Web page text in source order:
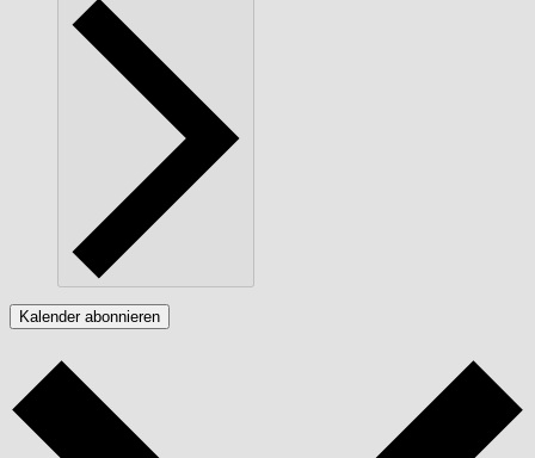
Kalender abonnieren